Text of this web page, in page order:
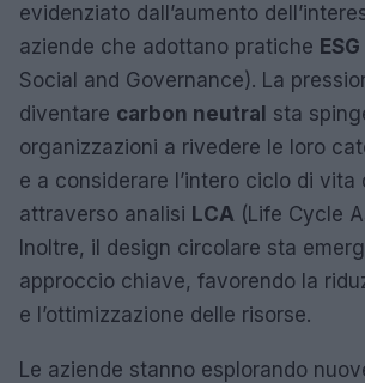
evidenziato dall’aumento
aziende che adottano pratiche ESG
Social and Governance). La
diventare carbon neutral sta
organizzazioni a rivedere le loro
e a considerare l’intero ciclo di vita
attraverso analisi LCA (Life Cycle
Inoltre, il design circolare sta
approccio chiave, favorendo la
e l’ottimizzazione delle risorse.
Le aziende stanno esplorando